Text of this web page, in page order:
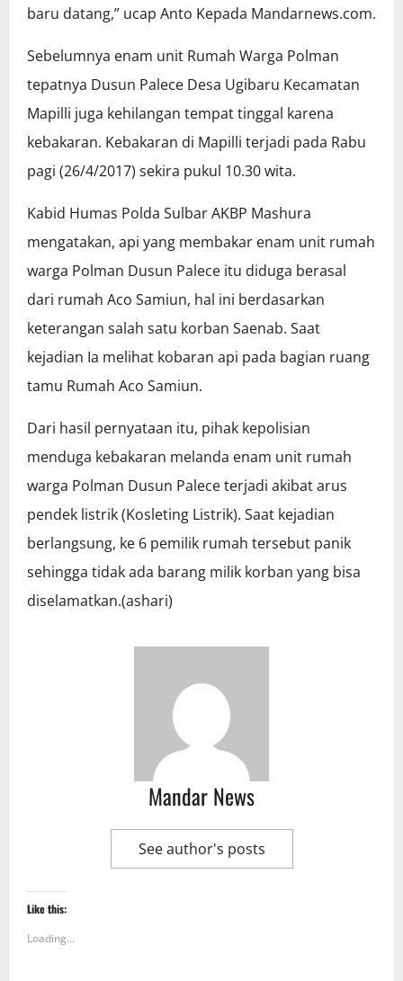
baru datang,” ucap Anto Kepada Mandarnews.com.
Sebelumnya enam unit Rumah Warga Polman
tepatnya Dusun Palece Desa Ugibaru Kecamatan
Mapilli juga kehilangan tempat tinggal karena
kebakaran. Kebakaran di Mapilli terjadi pada Rabu
pagi (26/4/2017) sekira pukul 10.30 wita.
Kabid Humas Polda Sulbar AKBP Mashura
mengatakan, api yang membakar enam unit rumah
warga Polman Dusun Palece itu diduga berasal
dari rumah Aco Samiun, hal ini berdasarkan
keterangan salah satu korban Saenab. Saat
kejadian Ia melihat kobaran api pada bagian ruang
tamu Rumah Aco Samiun.
Dari hasil pernyataan itu, pihak kepolisian
menduga kebakaran melanda enam unit rumah
warga Polman Dusun Palece terjadi akibat arus
pendek listrik (Kosleting Listrik). Saat kejadian
berlangsung, ke 6 pemilik rumah tersebut panik
sehingga tidak ada barang milik korban yang bisa
diselamatkan.(ashari)
Mandar News
See author's posts
Like this:
Loading...